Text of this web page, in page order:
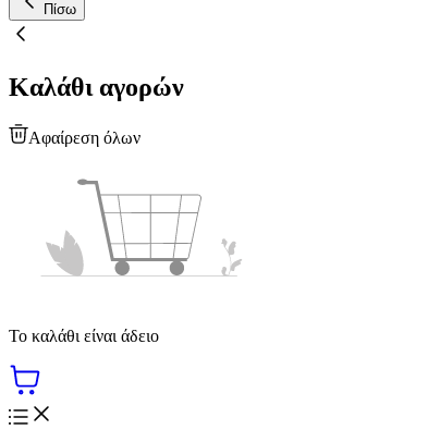
Πίσω
Καλάθι αγορών
Αφαίρεση όλων
Το καλάθι είναι άδειο